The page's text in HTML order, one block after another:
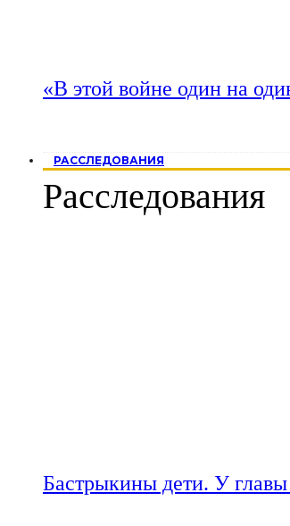
«В этой войне один на
РАССЛЕДОВАНИЯ
Расследования
Бастрыкины дети. У